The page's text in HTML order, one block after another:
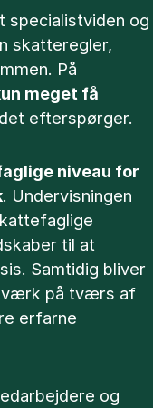
specialistviden og
skatteregler,
På
meget få
efterspørger.
niveau for
. Undervisningen
til at
Samtidig bliver
på tværs af
erfarne
og